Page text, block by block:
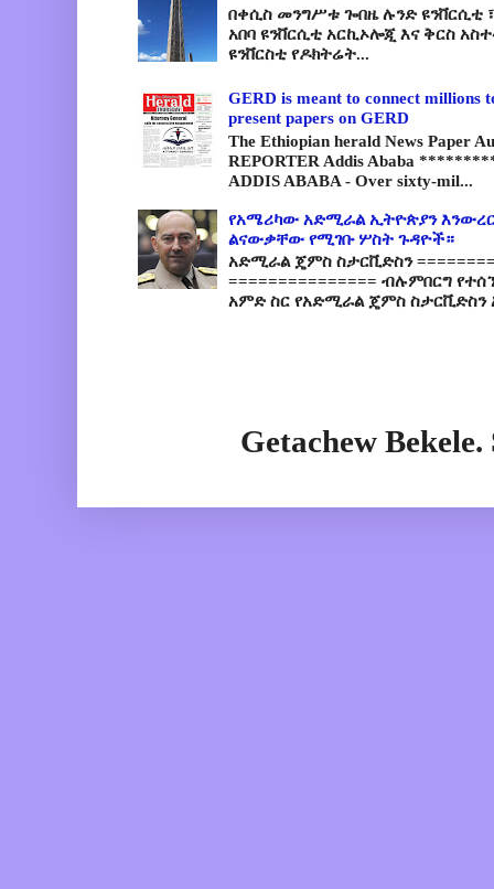
በቀሲስ መንግሥቱ ጐበዜ ሉንድ ዩንቨርሲቲ
አበባ ዩንቨርሲቲ አርኪኦሎጂ እና ቅርስ
ዩንቨርስቲ የዶክትሬት...
GERD is meant to connect millions
present papers on GERD
The Ethiopian herald News Paper
REPORTER Addis Ababa
ADDIS ABABA - Over sixty-mil...
የአሜሪካው አድሚራል ኢትዮጵያን
ልናውቃቸው የሚገቡ ሦስት ጉዳዮች።
አድሚራል ጄምስ ስታርቪድስን
=============== ብሉምበርግ
አምድ ስር የአድሚራል ጄምስ ስታርቪድስን
Getachew